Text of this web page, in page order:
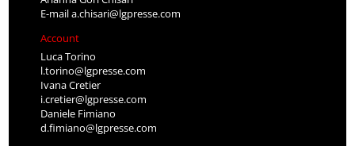
E-maila.chisari@lgpresse.com
Account
Luca Torino
l.torino@lgpresse.com
Ivana Cretier
i.cretier@lgpresse.com
Daniele Fimiano
d.fimiano@lgpresse.com